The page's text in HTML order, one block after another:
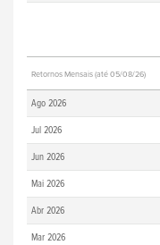
Retornos Mensais (até 05/08/26)
Ago 2026
Jul 2026
Jun 2026
Mai 2026
Abr 2026
Mar 2026